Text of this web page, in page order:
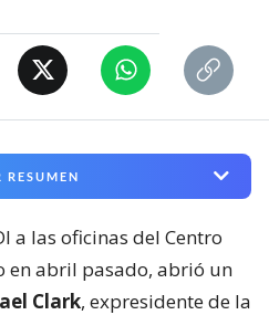
RESUMEN
a las oficinas del Centro
en abril pasado, abrió un
Clark, expresidente de la